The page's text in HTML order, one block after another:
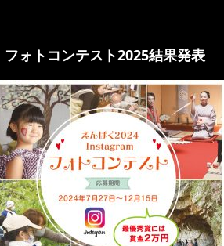
フォトコンテスト2025結果発表